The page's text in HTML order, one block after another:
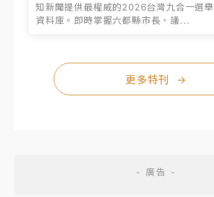
知新聞提供最權威的2026台灣九合一選舉
資料庫。即時掌握六都縣市長、議...
更多特刊 →